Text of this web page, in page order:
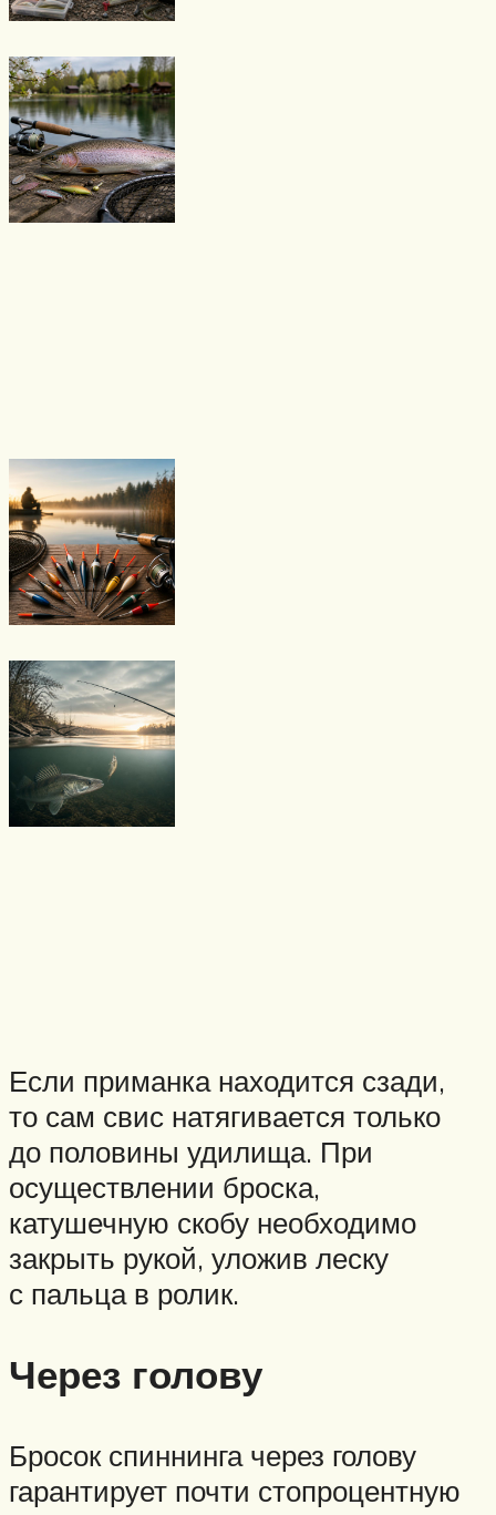
Если приманка находится сзади,
то сам свис натягивается только
до половины удилища. При
осуществлении броска,
катушечную скобу необходимо
закрыть рукой, уложив леску
с пальца в ролик.
Через голову
Бросок спиннинга через голову
гарантирует почти стопроцентную